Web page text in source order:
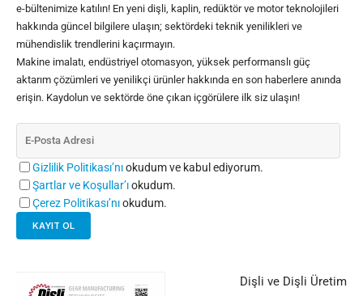
e-bültenimize katılın! En yeni dişli, kaplin, redüktör ve motor teknolojileri
hakkında güncel bilgilere ulaşın; sektördeki teknik yenilikleri ve
mühendislik trendlerini kaçırmayın.
Makine imalatı, endüstriyel otomasyon, yüksek performanslı güç
aktarım çözümleri ve yenilikçi ürünler hakkında en son haberlere anında
erişin. Kaydolun ve sektörde öne çıkan içgörülere ilk siz ulaşın!
Gizlilik Politikası’nıokudum ve kabul ediyorum.
Şartlar ve Koşullar’ıokudum.
Çerez Politikası’nıokudum.
Dişli ve Dişli Üretim